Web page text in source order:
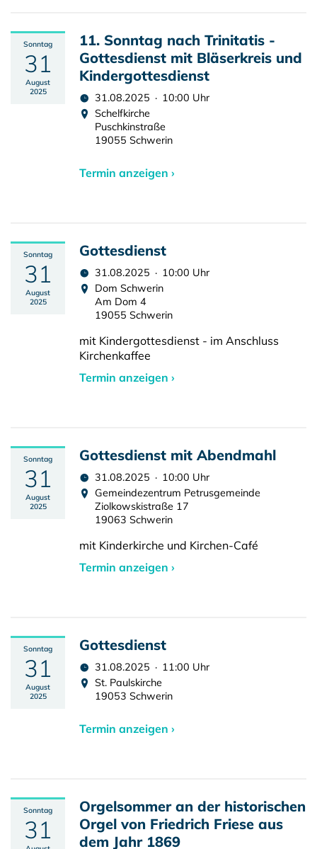
Sonntag
31
August
2025
11. Sonntag nach Trinitatis -
Gottesdienst mit Bläserkreis und
Kindergottesdienst
31.08.2025 · 10:00 Uhr
Schelfkirche
Puschkinstraße
19055 Schwerin
Termin anzeigen ›
Sonntag
31
August
2025
Gottesdienst
31.08.2025 · 10:00 Uhr
Dom Schwerin
Am Dom 4
19055 Schwerin
mit Kindergottesdienst - im Anschluss
Kirchenkaffee
Termin anzeigen ›
Sonntag
31
August
2025
Gottesdienst mit Abendmahl
31.08.2025 · 10:00 Uhr
Gemeindezentrum Petrusgemeinde
Ziolkowskistraße 17
19063 Schwerin
mit Kinderkirche und Kirchen-Café
Termin anzeigen ›
Sonntag
31
August
2025
Gottesdienst
31.08.2025 · 11:00 Uhr
St. Paulskirche
19053 Schwerin
Termin anzeigen ›
Sonntag
31
Orgelsommer an der historischen
Orgel von Friedrich Friese aus
dem Jahr 1869